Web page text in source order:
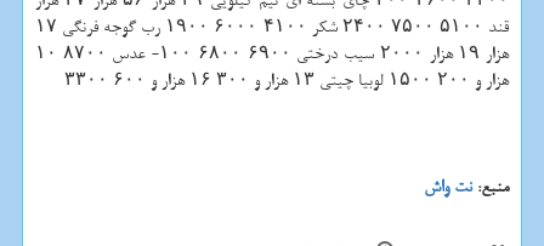
قند ۵۱۰۰ ۷۵۰۰ ۲۴۰۰ شكر ۴۱۰۰ ۶۰۰۰ ۱۹۰۰ رب گوجه فرنگی ۱۷
هزار ۱۹ هزار ۲۰۰۰ سیب درختی ۶۹۰۰ ۶۸۰۰ ۱۰۰- عدس ۸۷۰۰ ۱۰
هزار و ۲۰۰ ۱۵۰۰ لوبیا چیتی ۱۳ هزار و ۳۰۰ ۱۶ هزار و ۶۰۰ ۳۳۰۰
منبع:نت واش